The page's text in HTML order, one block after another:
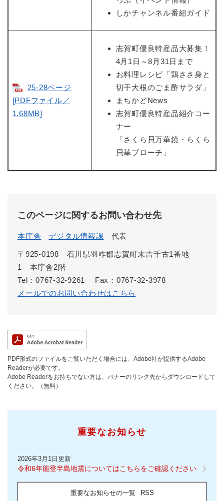
しかチャンネル番組ガイド
25-28ページ
[PDFファイル／
1.68MB]
志賀町優良特産品大募集！
4月1日～8月31日まで
お料理レシピ「鶏ささ身と
切干大根のごま酢サラダ」
まちかどNews
志賀町優良特産品紹介コー
ナー
「さくら貝万華鏡・らくら
貝華ブローチ」
このページに関するお問い合わせ先
本庁舎 デジタル情報課 代表
〒925-0198 石川県羽咋郡志賀町末吉千古1番地
1 本庁舎2階
Tel：0767-32-9261
Fax：0767-32-3978
メールでのお問い合わせはこちら
PDF形式のファイルをご覧いただく場合には、Adobe社が提供するAdobe
Readerが必要です。
Adobe Readerをお持ちでない方は、バナーのリンク先からダウンロードして
ください。（無料）
重要なお知らせ
2026年3月1日更新
令和6年能登半島地震についてはこちらをご確認ください
重要なお知らせの一覧 RSS